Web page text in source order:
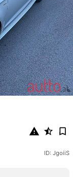
ID: JgoiiS